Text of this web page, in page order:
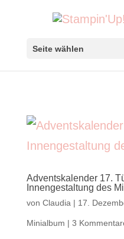
Seite wählen
Adventskalender 17.
Innengestaltung des
von Claudia | 17.
Minialbum | 3